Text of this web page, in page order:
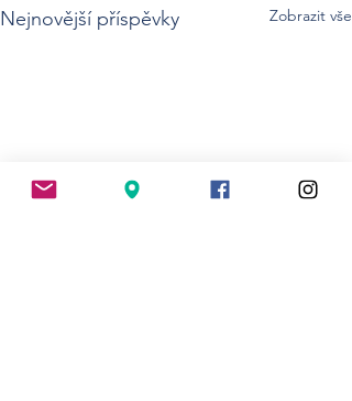
Nejnovější příspěvky Zobrazit vše